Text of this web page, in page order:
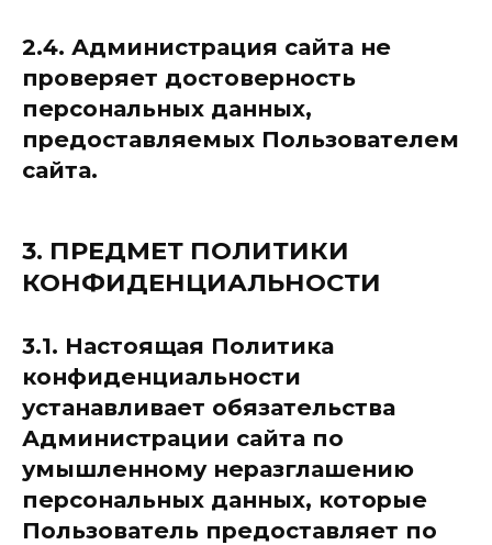
2.4. Администрация сайта не
проверяет достоверность
персональных данных,
предоставляемых Пользователем
сайта.
3. ПРЕДМЕТ ПОЛИТИКИ
КОНФИДЕНЦИАЛЬНОСТИ
3.1. Настоящая Политика
конфиденциальности
устанавливает обязательства
Администрации сайта по
умышленному неразглашению
персональных данных, которые
Пользователь предоставляет по